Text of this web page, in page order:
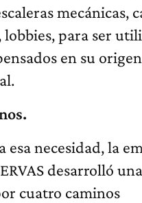
mecánicas,
para ser
en su
esa necesidad, la
desarrolló
cuatro caminos